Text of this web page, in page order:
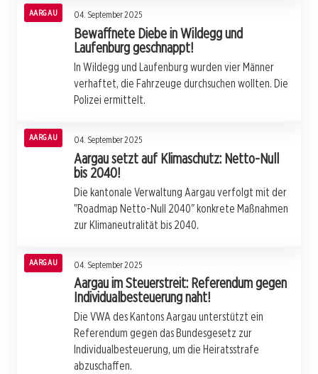
AARGAU 04. September 2025
Bewaffnete Diebe in Wildegg und
Laufenburg geschnappt!
In Wildegg und Laufenburg wurden vier Männer
verhaftet, die Fahrzeuge durchsuchen wollten. Die
Polizei ermittelt.
AARGAU 04. September 2025
Aargau setzt auf Klimaschutz: Netto-Null
bis 2040!
Die kantonale Verwaltung Aargau verfolgt mit der
"Roadmap Netto-Null 2040" konkrete Maßnahmen
zur Klimaneutralität bis 2040.
AARGAU 04. September 2025
Aargau im Steuerstreit: Referendum gegen
Individualbesteuerung naht!
Die VWA des Kantons Aargau unterstützt ein
Referendum gegen das Bundesgesetz zur
Individualbesteuerung, um die Heiratsstrafe
abzuschaffen.